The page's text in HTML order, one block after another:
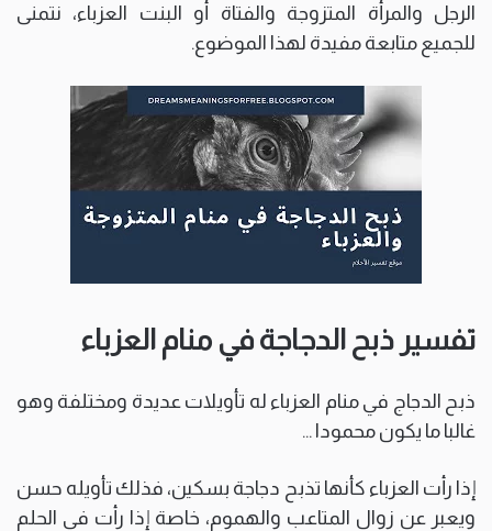
الرجل والمرأة المتزوجة والفتاة أو البنت العزباء، نتمنى
للجميع متابعة مفيدة لهذا الموضوع.
تفسير ذبح الدجاجة في منام العزباء
ذبح الدجاج في منام العزباء له تأويلات عديدة ومختلفة وهو
غالبا ما يكون محمودا …
إذا رأت العزباء كأنها تذبح دجاجة بسكين، فذلك تأويله حسن
ويعبر عن زوال المتاعب والهموم، خاصة إذا رأت في الحلم